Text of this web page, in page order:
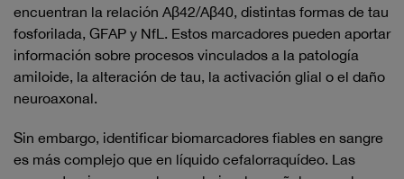
encuentran la relación Aβ42/Aβ40, distintas formas de tau
fosforilada, GFAP y NfL. Estos marcadores pueden aportar
información sobre procesos vinculados a la patología
amiloide, la alteración de tau, la activación glial o el daño
neuroaxonal.
Sin embargo, identificar biomarcadores fiables en sangre
es más complejo que en líquido cefalorraquídeo. Las